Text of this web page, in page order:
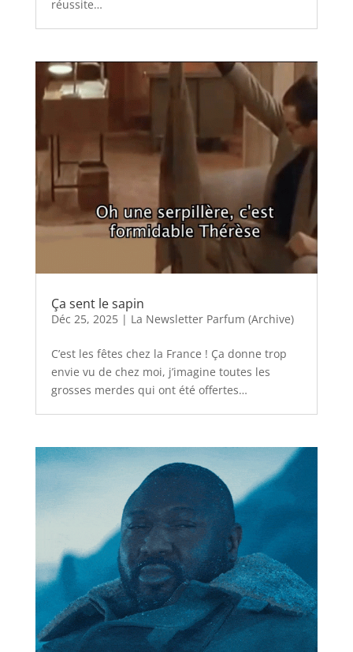
réussite…
Ça sent le sapin
Déc 25, 2025| La Newsletter Parfum (Archive)
C’est les fêtes chez la France ! Ça donne trop
envie vu de chez moi, j’imagine toutes les
grosses merdes qui ont été offertes…